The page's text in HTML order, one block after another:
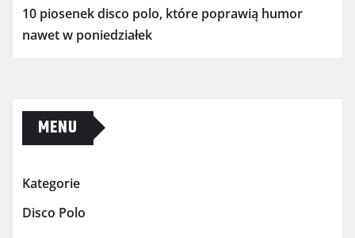
10 piosenek disco polo, które poprawią humor
nawet w poniedziałek
MENU
Kategorie
Disco Polo